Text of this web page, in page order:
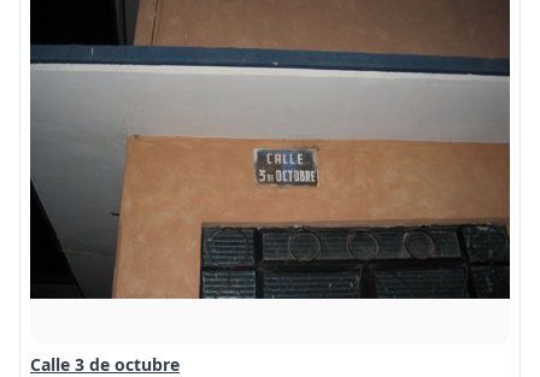
Calle 3 de octubre